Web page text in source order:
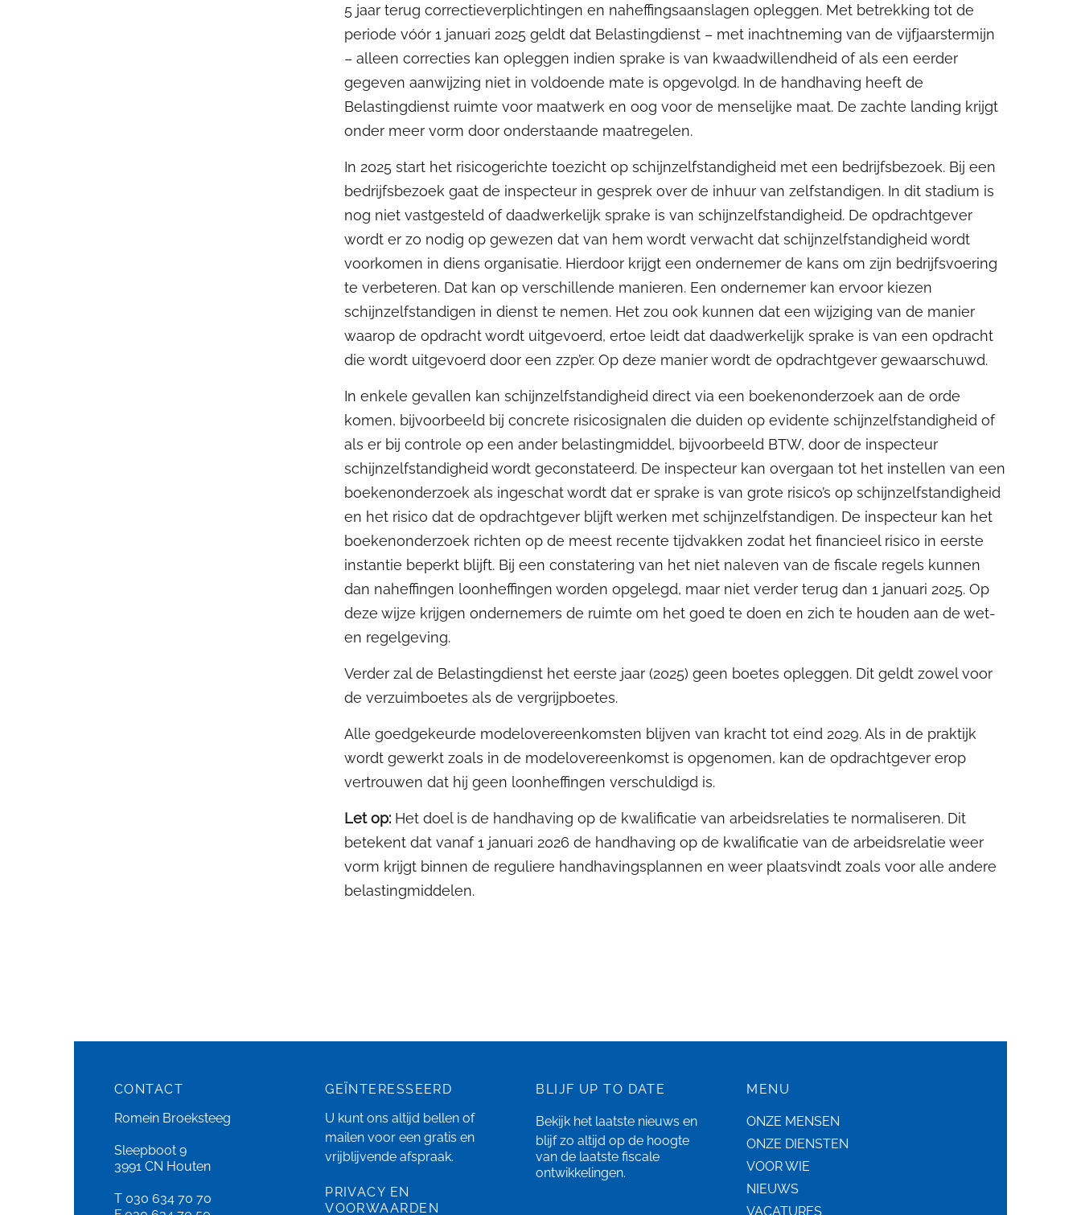
5 jaar terug correctieverplichtingen en naheffingsaanslagen opleggen. Met betrekking tot de
periode vóór 1 januari 2025 geldt dat Belastingdienst – met inachtneming van de vijfjaarstermijn
– alleen correcties kan opleggen indien sprake is van kwaadwillendheid of als een eerder
gegeven aanwijzing niet in voldoende mate is opgevolgd. In de handhaving heeft de
Belastingdienst ruimte voor maatwerk en oog voor de menselijke maat. De zachte landing krijgt
onder meer vorm door onderstaande maatregelen.
In 2025 start het risicogerichte toezicht op schijnzelfstandigheid met een bedrijfsbezoek. Bij een
bedrijfsbezoek gaat de inspecteur in gesprek over de inhuur van zelfstandigen. In dit stadium is
nog niet vastgesteld of daadwerkelijk sprake is van schijnzelfstandigheid. De opdrachtgever
wordt er zo nodig op gewezen dat van hem wordt verwacht dat schijnzelfstandigheid wordt
voorkomen in diens organisatie. Hierdoor krijgt een ondernemer de kans om zijn bedrijfsvoering
te verbeteren. Dat kan op verschillende manieren. Een ondernemer kan ervoor kiezen
schijnzelfstandigen in dienst te nemen. Het zou ook kunnen dat een wijziging van de manier
waarop de opdracht wordt uitgevoerd, ertoe leidt dat daadwerkelijk sprake is van een opdracht
die wordt uitgevoerd door een zzp’er. Op deze manier wordt de opdrachtgever gewaarschuwd.
In enkele gevallen kan schijnzelfstandigheid direct via een boekenonderzoek aan de orde
komen, bijvoorbeeld bij concrete risicosignalen die duiden op evidente schijnzelfstandigheid of
als er bij controle op een ander belastingmiddel, bijvoorbeeld BTW, door de inspecteur
schijnzelfstandigheid wordt geconstateerd. De inspecteur kan overgaan tot het instellen van een
boekenonderzoek als ingeschat wordt dat er sprake is van grote risico’s op schijnzelfstandigheid
en het risico dat de opdrachtgever blijft werken met schijnzelfstandigen. De inspecteur kan het
boekenonderzoek richten op de meest recente tijdvakken zodat het financieel risico in eerste
instantie beperkt blijft. Bij een constatering van het niet naleven van de fiscale regels kunnen
dan naheffingen loonheffingen worden opgelegd, maar niet verder terug dan 1 januari 2025. Op
deze wijze krijgen ondernemers de ruimte om het goed te doen en zich te houden aan de wet-
en regelgeving.
Verder zal de Belastingdienst het eerste jaar (2025) geen boetes opleggen. Dit geldt zowel voor
de verzuimboetes als de vergrijpboetes.
Alle goedgekeurde modelovereenkomsten blijven van kracht tot eind 2029. Als in de praktijk
wordt gewerkt zoals in de modelovereenkomst is opgenomen, kan de opdrachtgever erop
vertrouwen dat hij geen loonheffingen verschuldigd is.
Let op: Het doel is de handhaving op de kwalificatie van arbeidsrelaties te normaliseren. Dit
betekent dat vanaf 1 januari 2026 de handhaving op de kwalificatie van de arbeidsrelatie weer
vorm krijgt binnen de reguliere handhavingsplannen en weer plaatsvindt zoals voor alle andere
belastingmiddelen.
CONTACT
Romein Broeksteeg
Sleepboot 9
3991 CN Houten
T 030 634 70 70
GEÏNTERESSEERD
U kunt ons altijd bellen of
mailen voor een gratis en
vrijblijvende afspraak.
PRIVACY EN
VOORWAARDEN
BLIJF UP TO DATE
Bekijk het laatste nieuws en
blijf zo altijd op de hoogte
van de laatste fiscale
ontwikkelingen.
MENU
ONZE MENSEN
ONZE DIENSTEN
VOOR WIE
NIEUWS
VACATURES